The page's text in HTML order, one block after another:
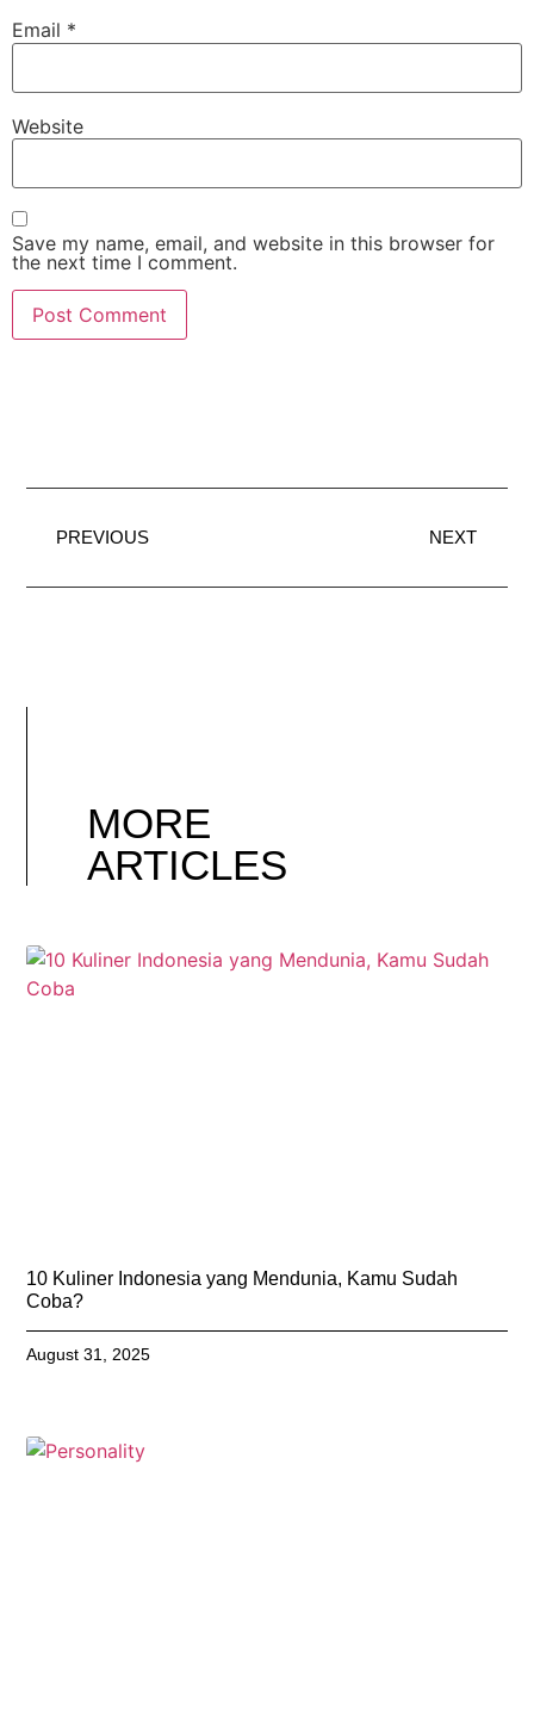
Email *
Website
Save my name, email, and website in this browser for
the next time I comment.
PREVIOUS NEXT
MORE
ARTICLES
10 Kuliner Indonesia yang Mendunia, Kamu Sudah
Coba?
August 31, 2025